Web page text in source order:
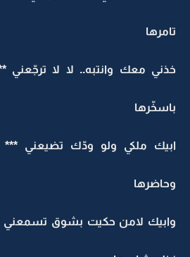
تامرها
خذني معك وانتبه.. لا لا ترجّعني ***
باسخّرها
ابيك ملكي ولو ودّك تضيعني ***
وحاضرها
وابيك لامن حكيت بشوق تسمعني